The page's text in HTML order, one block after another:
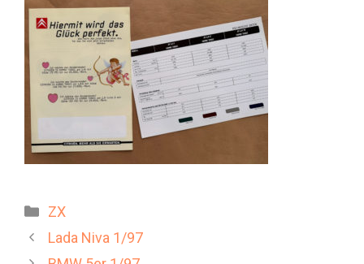
Kategorien
ZX
Lada Niva 1/97